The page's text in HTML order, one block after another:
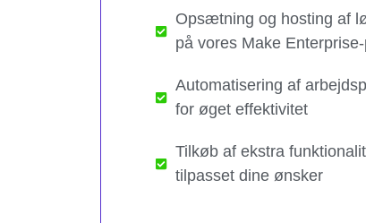
Opsætning og hosting af
på vores Make
Automatisering af
for øget effektivitet
Tilkøb af ekstra
tilpasset dine ønsker​